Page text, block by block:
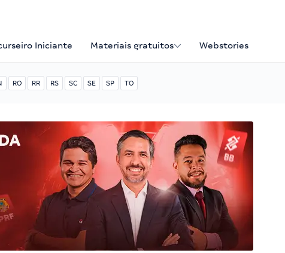
Iniciante Materiais gratuitos Webstories
RO RR RS SC SE SP TO